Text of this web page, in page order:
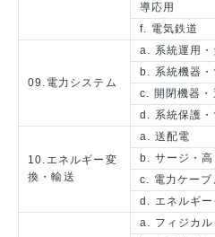
導応用
f. 電気鉄道
09.電力システム
a. 系統運用・
b. 系統機器
c. 開閉機器・
d. 系統保護
10.エネルギー変
換・輸送
a. 送配電
b. サージ・
c. 電力ケーブ
d. エネルギー
a. フィジカル